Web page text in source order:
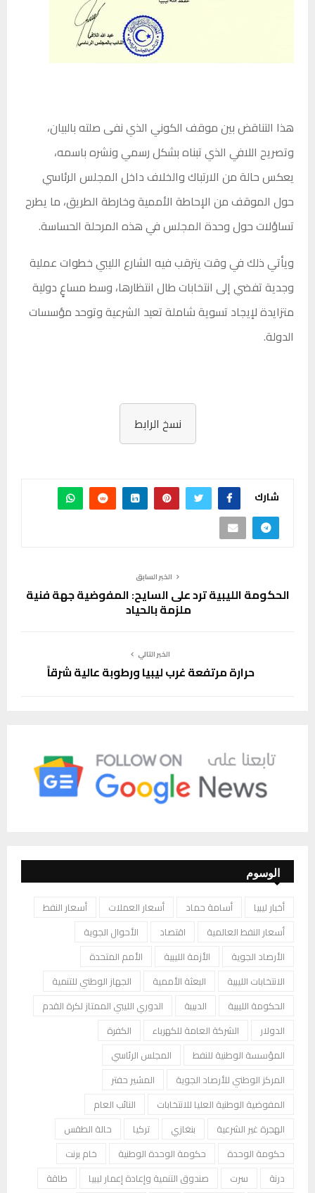
هذا التناقض بين موقف الكوني الذي نفى صلته بالبيان،
وتصريح اللافي الذي تبناه بشكل رسمي ونشره باسمه،
يعكس حالة من الارتباك والخلاف داخل المجلس الرئاسي
حول الموقف من الإحاطة الأممية وخارطة الطريق، ما يطرح
تساؤلات حول وحدة المجلس في هذه المرحلة الحساسة.
ويأتي ذلك في وقت يترقب فيه الشارع الليبي خطوات عملية
وجدية تفضي إلى انتخابات طال انتظارها، وسط مساعٍ دولية
متزايدة لإيجاد تسوية شاملة تعيد الشرعية وتوحد مؤسسات
الدولة.
نسخ الرابط
شارك
الخبر السابق
الحكومة الليبية ترد على السايح: المفوضية جهة فنية
ملزمة بالحياد
الخبر التالي
حرارة مرتفعة غرب ليبيا ورطوبة عالية شرقاً
الوسوم
أخبار ليبيا أسامة حماد أسعار العملات
أسعار النفط
أسعار النفط العالمية
اقتصاد
الأحوال الجوية
الأرصاد الجوية
الأزمة الليبية
الأمم المتحدة
الانتخابات الليبية
البعثة الأممية
الجهاز الوطني للتنمية
الحكومة الليبية
الدبيبة
الدوري الليبي الممتاز لكرة القدم
الدولار
الشركة العامة للكهرباء
الكفرة
المؤسسة الوطنية للنفط
المجلس الرئاسي
المركز الوطني للأرصاد الجوية
المشير حفتر
المفوضية الوطنية العليا للانتخابات
النائب العام
الهجرة غير الشرعية
بنغازي تركيا
حالة الطقس
حكومة الوحدة
حكومة الوحدة الوطنية
خام برنت
درنة
سرت صندوق التنمية وإعادة إعمار ليبيا
طاقة